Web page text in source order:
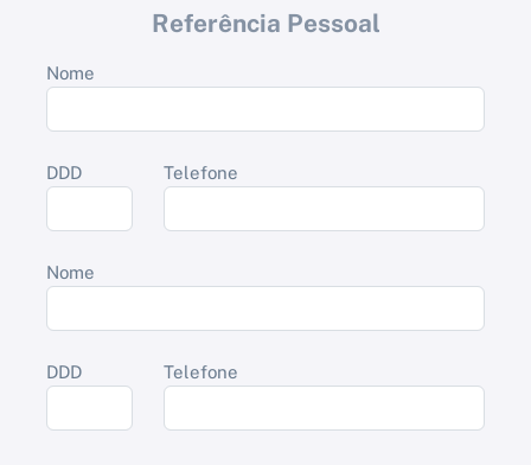
Referência Pessoal
Nome
DDD Telefone
Nome
DDD Telefone